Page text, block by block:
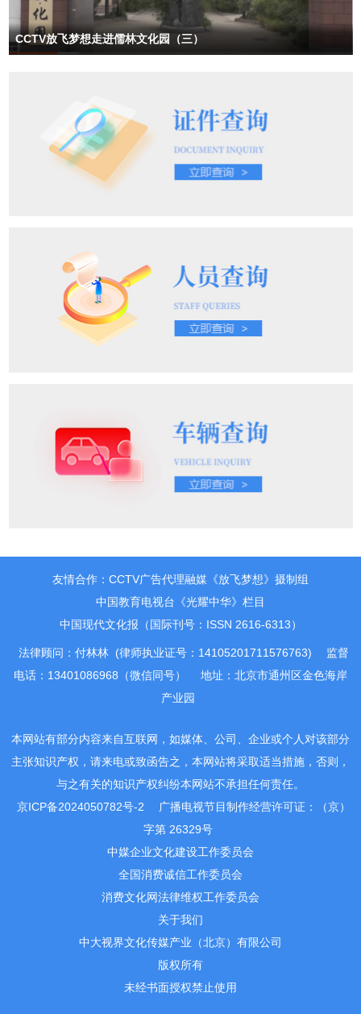
CCTV放飞梦想走进儒林文化园（三）
友情合作：CCTV广告代理融媒《放飞梦想》摄制组
中国教育电视台《光耀中华》栏目
中国现代文化报（国际刊号：ISSN 2616-6313）
法律顾问：付林林 (律师执业证号：14105201711576763)
监督
电话：13401086968（微信同号）
地址：北京市通州区金色海岸
产业园
本网站有部分内容来自互联网，如媒体、公司、企业或个人对该部分
主张知识产权，请来电或致函告之，本网站将采取适当措施，否则，
与之有关的知识产权纠纷本网站不承担任何责任。
京ICP备2024050782号-2
广播电视节目制作经营许可证：（京）
字第 26329号
中媒企业文化建设工作委员会
全国消费诚信工作委员会
消费文化网法律维权工作委员会
关于我们
中大视界文化传媒产业（北京）有限公司
版权所有
未经书面授权禁止使用